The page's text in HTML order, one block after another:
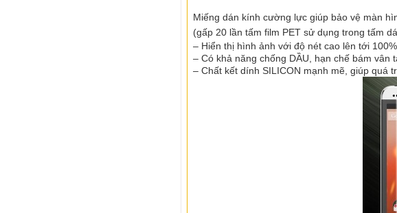
Miếng dán kính cường lực giúp bảo vệ màn
(gấp 20 lần tấm film PET sử dụng trong tấm
– Hiển thị hình ảnh với độ nét cao lên tới
– Có khả năng chống DẦU, hạn chế bám vân
– Chất kết dính SILICON mạnh mẽ, giúp quá